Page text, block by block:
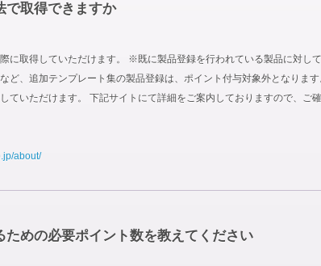
で取得できますか
に取得していただけます。 ※既に製品登録を行われている製品に対し
ど、追加テンプレート集の製品登録は、ポイント付与対象外となりま
ていただけます。 下記サイトにて詳細をご案内しておりますので、ご確
about/
ための必要ポイント数を教えてください